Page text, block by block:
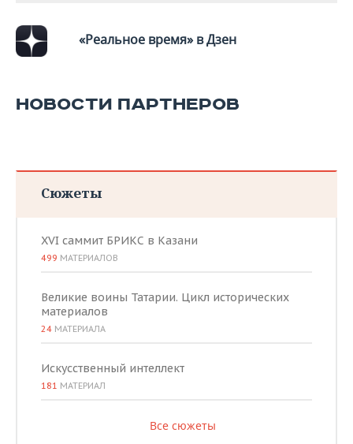
«Реальное время» в Дзен
НОВОСТИ ПАРТНЕРОВ
Сюжеты
XVI саммит БРИКС в Казани
499 МАТЕРИАЛОВ
Великие воины Татарии. Цикл исторических
материалов
24 МАТЕРИАЛА
Искусственный интеллект
181 МАТЕРИАЛ
Все сюжеты